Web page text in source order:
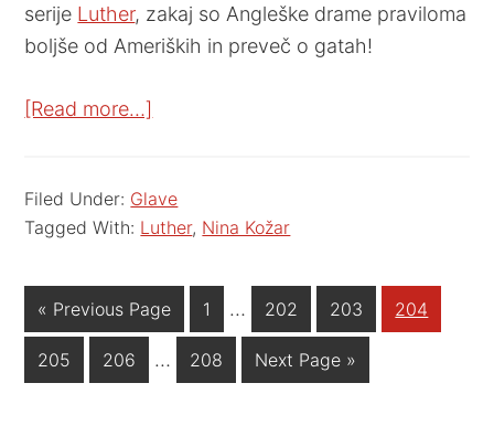
serije Luther, zakaj so Angleške drame praviloma
boljše od Ameriških in preveč o gatah!
[Read more…]
Filed Under: Glave
Tagged With: Luther, Nina Kožar
« Previous Page 1 … 202 203 204
205 206 … 208 Next Page »